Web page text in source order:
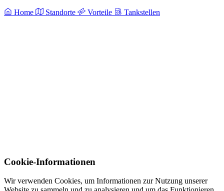
Home Standorte Vorteile Tankstellen
Cookie-Informationen
Wir verwenden Cookies, um Informationen zur Nutzung unserer